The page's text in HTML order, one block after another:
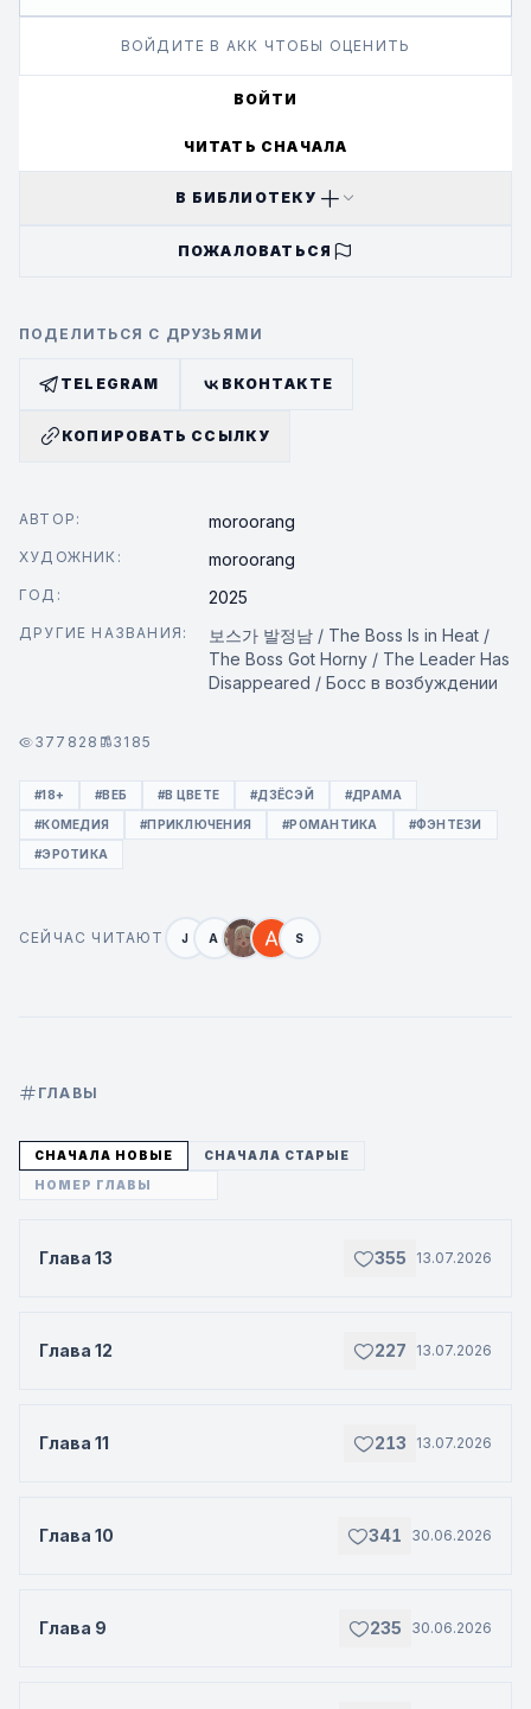
ВОЙДИТЕ В АКК ЧТОБЫ ОЦЕНИТЬ
ВОЙТИ
ЧИТАТЬ СНАЧАЛА
В БИБЛИОТЕКУ
ПОЖАЛОВАТЬСЯ
ПОДЕЛИТЬСЯ С ДРУЗЬЯМИ
TELEGRAM ВКОНТАКТЕ
КОПИРОВАТЬ ССЫЛКУ
АВТОР: moroorang
ХУДОЖНИК: moroorang
ГОД: 2025
ДРУГИЕ НАЗВАНИЯ:
보스가 발정남 / The Boss Is in Heat /
The Boss Got Horny / The Leader Has
Disappeared / Босс в возбуждении
377828 3185
#18+ #ВЕБ #В ЦВЕТЕ #ДЗЁСЭЙ #ДРАМА
#КОМЕДИЯ #ПРИКЛЮЧЕНИЯ #РОМАНТИКА #ФЭНТЕЗИ
#ЭРОТИКА
СЕЙЧАС ЧИТАЮТ J A S
ГЛАВЫ
СНАЧАЛА НОВЫЕ СНАЧАЛА СТАРЫЕ
Глава 13 355 13.07.2026
Глава 12 227 13.07.2026
Глава 11 213 13.07.2026
Глава 10 341 30.06.2026
Глава 9 235 30.06.2026